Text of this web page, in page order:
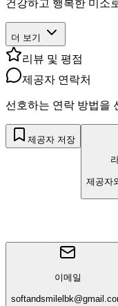
건강하고 행복한 미소
더 보기
리뷰 및 평점
제공자 연락처
선호하는 연락 방법을
제공자 저장
제공자
이메일